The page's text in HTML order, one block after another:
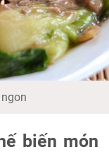
biến món